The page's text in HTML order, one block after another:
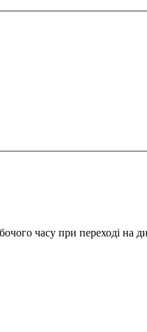
часу при переході